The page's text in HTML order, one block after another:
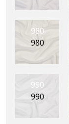
980
980
990
990